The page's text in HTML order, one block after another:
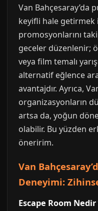
Van Bahçesaray’da
keyifli hale getirmek
promosyonlarını
geceler düzenlenir;
veya film temalı
alternatif eğlence
avantajdır. Ayrıca,
organizasyonların
artsa da, yoğun
olabilir. Bu yüzden
öneririm.
Van
Deneyimi:
Escape Room